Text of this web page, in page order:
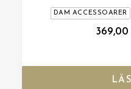
DAM ACCESSOARER
369,00